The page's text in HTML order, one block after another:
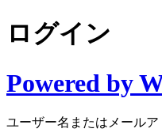
ログイン
Powered by
ユーザー名またはメールア